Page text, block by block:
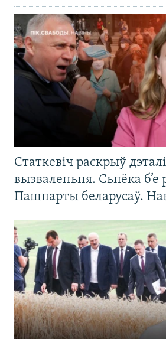
Статкевіч раскрыў дэталі
вызваленьня. Сьпёка б’е
Пашпарты беларусаў.